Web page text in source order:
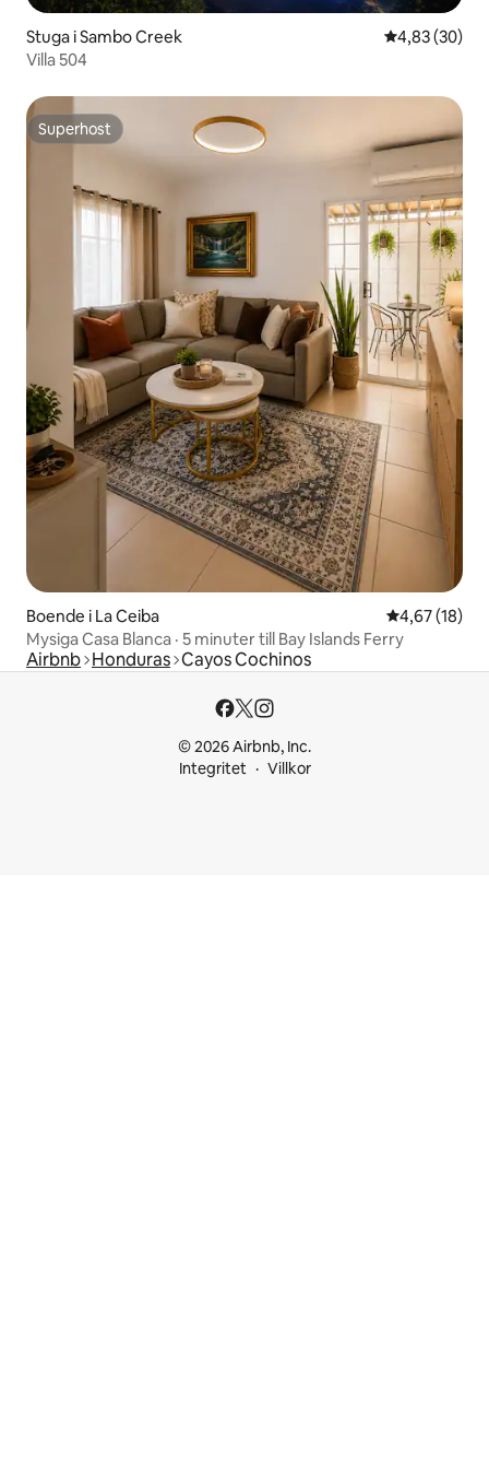
Stuga i Sambo Creek 4,83 av 5 i
4,83 (30)
Villa 504
Superhost
Superhost
Boende i La Ceiba 4,67 av 5 i
4,67 (18)
Mysiga Casa Blanca · 5 minuter till Bay Islands Ferry
Airbnb Honduras Cayos Cochinos
© 2026 Airbnb, Inc.
Integritet
Villkor